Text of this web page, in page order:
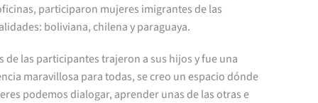
participaron mujeres imigrantes de las
boliviana, chilena y paraguaya.
de las participantes trajeron a sus hijos y fue una
maravillosa para todas, se creo un espacio dónde
podemos dialogar, aprender unas de las otras e